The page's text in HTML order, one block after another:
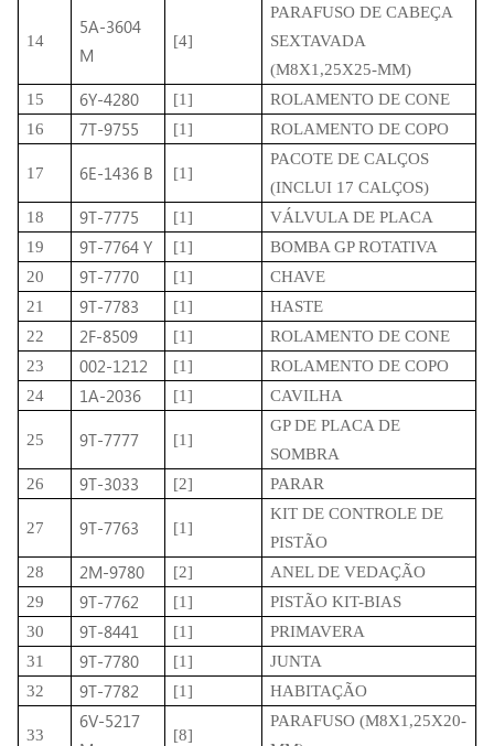
14
5A-3604
M
[4]
PARAFUSO DE CABEÇA
SEXTAVADA
(M8X1,25X25-MM)
15
6Y-4280 [1]
ROLAMENTO DE CONE
16
7T-9755 [1] ROLAMENTO DE COPO
17 6E-1436 B [1]
PACOTE DE CALÇOS
(INCLUI 17 CALÇOS)
18
9T-7775 [1]
VÁLVULA DE PLACA
19
9T-7764 Y [1]
BOMBA GP ROTATIVA
20
9T-7770 [1]
CHAVE
21
9T-7783 [1]
HASTE
22
2F-8509 [1]
ROLAMENTO DE CONE
23
002-1212 [1]
ROLAMENTO DE COPO
24
1A-2036 [1] CAVILHA
25 9T-7777 [1]
GP DE PLACA DE
SOMBRA
26
9T-3033 [2] PARAR
27 9T-7763 [1]
KIT DE CONTROLE DE
PISTÃO
28
2M-9780 [2]
ANEL DE VEDAÇÃO
29
9T-7762 [1]
PISTÃO KIT-BIAS
30
9T-8441 [1]
PRIMAVERA
31
9T-7780 [1]
JUNTA
32
9T-7782 [1] HABITAÇÃO
33
6V-5217
[8]
PARAFUSO (M8X1,25X20-